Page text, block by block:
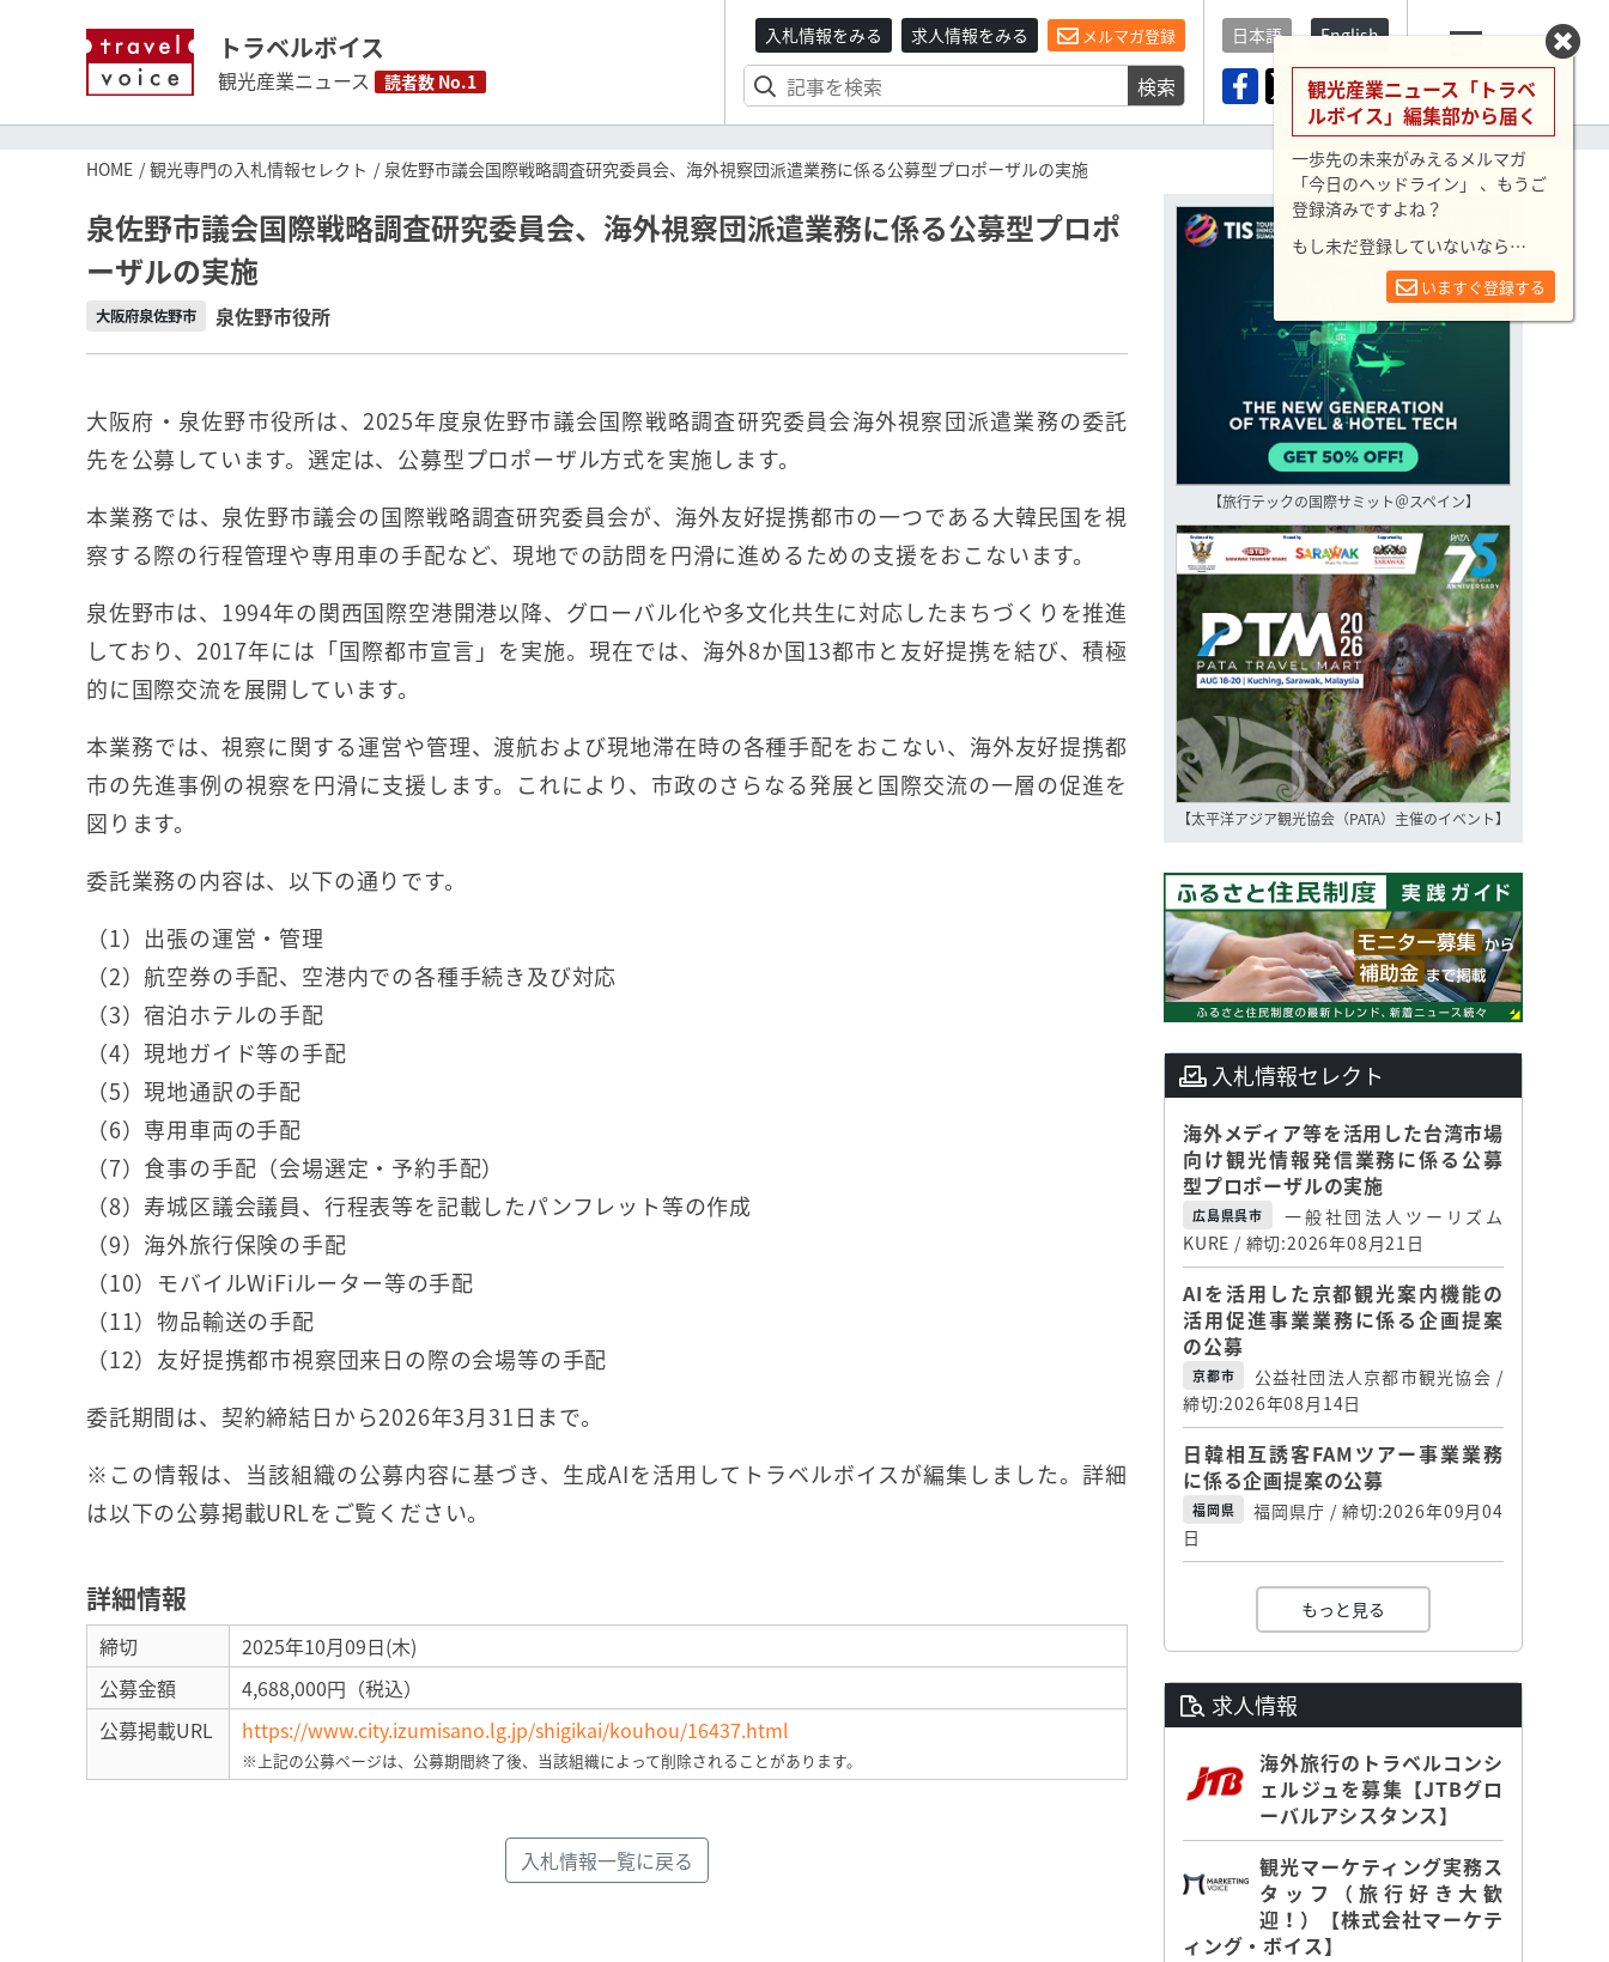
トラベルボイス
観光産業ニュース 読者数 No.1
入札情報をみる 求人情報をみる メルマガ登録
検索
日本語 English
メニュー
HOME 観光専門の入札情報セレクト 泉佐野市議会国際戦略調査研究委員会、海外視察団派遣業務に係る公募型プロポーザルの実施
泉佐野市議会国際戦略調査研究委員会、海外視察団派遣業務に係る公募型プロポ
ーザルの実施
大阪府泉佐野市 泉佐野市役所
大阪府・泉佐野市役所は、2025年度泉佐野市議会国際戦略調査研究委員会海外視察団派遣業務の委託
先を公募しています。選定は、公募型プロポーザル方式を実施します。
本業務では、泉佐野市議会の国際戦略調査研究委員会が、海外友好提携都市の一つである大韓民国を視
察する際の行程管理や専用車の手配など、現地での訪問を円滑に進めるための支援をおこないます。
泉佐野市は、1994年の関西国際空港開港以降、グローバル化や多文化共生に対応したまちづくりを推進
しており、2017年には「国際都市宣言」を実施。現在では、海外8か国13都市と友好提携を結び、積極
的に国際交流を展開しています。
本業務では、視察に関する運営や管理、渡航および現地滞在時の各種手配をおこない、海外友好提携都
市の先進事例の視察を円滑に支援します。これにより、市政のさらなる発展と国際交流の一層の促進を
図ります。
委託業務の内容は、以下の通りです。
（1）出張の運営・管理
（2）航空券の手配、空港内での各種手続き及び対応
（3）宿泊ホテルの手配
（4）現地ガイド等の手配
（5）現地通訳の手配
（6）専用車両の手配
（7）食事の手配（会場選定・予約手配）
（8）寿城区議会議員、行程表等を記載したパンフレット等の作成
（9）海外旅行保険の手配
（10）モバイルWiFiルーター等の手配
（11）物品輸送の手配
（12）友好提携都市視察団来日の際の会場等の手配
委託期間は、契約締結日から2026年3月31日まで。
※この情報は、当該組織の公募内容に基づき、生成AIを活用してトラベルボイスが編集しました。詳細
は以下の公募掲載URLをご覧ください。
詳細情報
締切
2025年10月09日(木)
公募金額
4,688,000円（税込）
公募掲載URL
https://www.city.izumisano.lg.jp/shigikai/kouhou/16437.html
※上記の公募ページは、公募期間終了後、当該組織によって削除されることがあります。
入札情報一覧に戻る
【旅行テックの国際サミット＠スペイン】
【太平洋アジア観光協会（PATA）主催のイベント】
入札情報セレクト
海外メディア等を活用した台湾市場
向け観光情報発信業務に係る公募
型プロポーザルの実施
広島県呉市
一般社団法人ツーリズム
KURE / 締切:2026年08月21日
AIを活用した京都観光案内機能の
活用促進事業業務に係る企画提案
の公募
京都市
公益社団法人京都市観光協会 /
締切:2026年08月14日
日韓相互誘客FAMツアー事業業務
に係る企画提案の公募
福岡県
福岡県庁 / 締切:2026年09月04
日
もっと見る
求人情報
海外旅行のトラベルコンシ
ェルジュを募集【JTBグロ
ーバルアシスタンス】
観光マーケティング実務ス
タッフ（旅行好き大歓
迎！）【株式会社マーケテ
ィング・ボイス】
観光産業ニュース「トラベ
ルボイス」編集部から届く
一歩先の未来がみえるメルマガ
「今日のヘッドライン」 、もうご
登録済みですよね？
もし未だ登録していないなら…
いますぐ登録する